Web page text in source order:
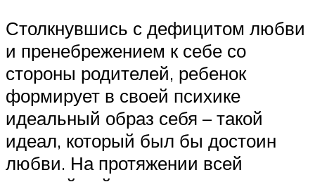
Столкнувшись с дефицитом любви
и пренебрежением к себе со
стороны родителей, ребенок
формирует в своей психике
идеальный образ себя – такой
идеал, который был бы достоин
любви. На протяжении всей